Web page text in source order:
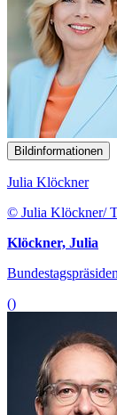
Bildinformationen
Julia Klöckner
© Julia Klöckner/
Klöckner, Julia
()